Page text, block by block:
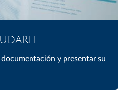
y presentar su